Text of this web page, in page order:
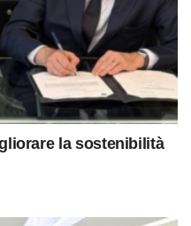
la sostenibilità